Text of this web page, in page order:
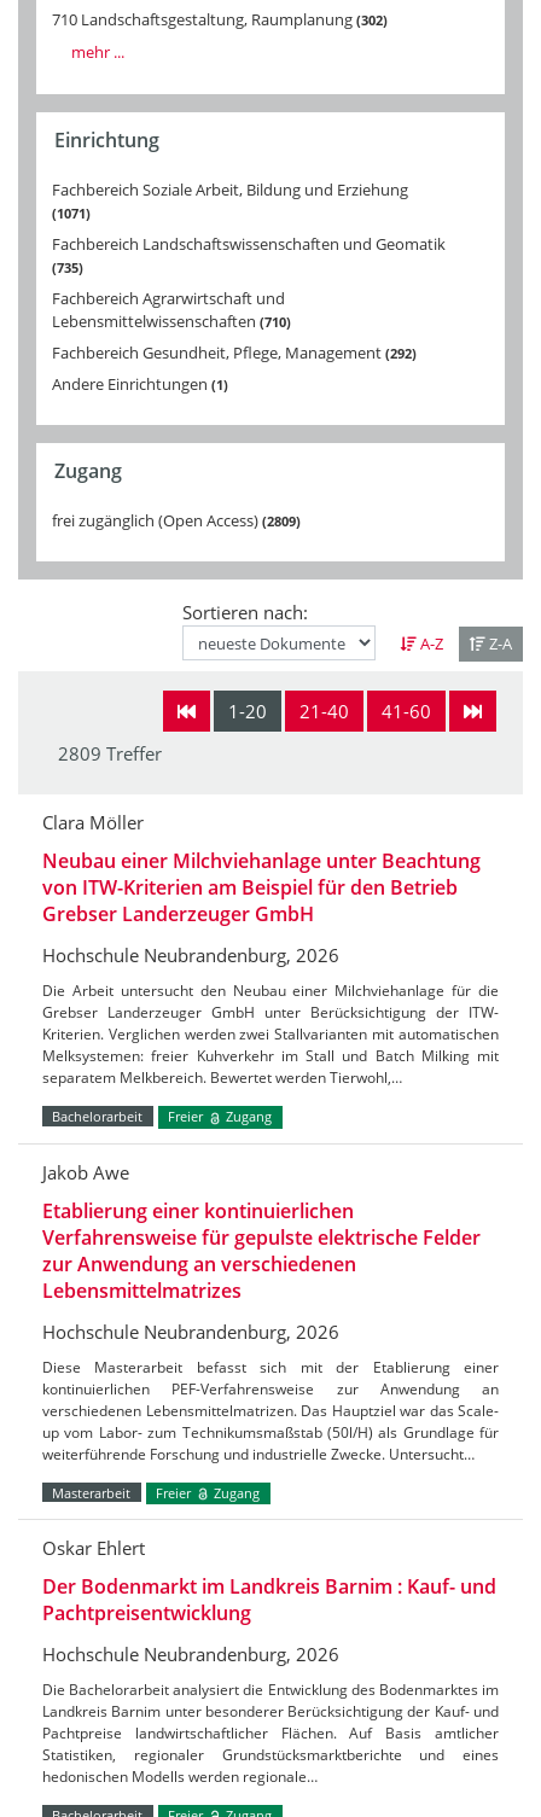
710 Landschaftsgestaltung, Raumplanung 302
mehr ...
Einrichtung
Fachbereich Soziale Arbeit, Bildung und Erziehung
1071
Fachbereich Landschaftswissenschaften und Geomatik
735
Fachbereich Agrarwirtschaft und
Lebensmittelwissenschaften 710
Fachbereich Gesundheit, Pflege, Management 292
Andere Einrichtungen 1
Zugang
frei zugänglich (Open Access) 2809
Sortieren nach:
A-Z Z-A
1-20 21-40
41-60
2809 Treffer
Clara Möller
Neubau einer Milchviehanlage unter Beachtung
von ITW-Kriterien am Beispiel für den Betrieb
Grebser Landerzeuger GmbH
Hochschule Neubrandenburg, 2026
Die Arbeit untersucht den Neubau einer Milchviehanlage für die
Grebser Landerzeuger GmbH unter Berücksichtigung der ITW-
Kriterien. Verglichen werden zwei Stallvarianten mit automatischen
Melksystemen: freier Kuhverkehr im Stall und Batch Milking mit
separatem Melkbereich. Bewertet werden Tierwohl,…
Bachelorarbeit Freier Zugang
Jakob Awe
Etablierung einer kontinuierlichen
Verfahrensweise für gepulste elektrische Felder
zur Anwendung an verschiedenen
Lebensmittelmatrizes
Hochschule Neubrandenburg, 2026
Diese Masterarbeit befasst sich mit der Etablierung einer
kontinuierlichen PEF-Verfahrensweise zur Anwendung an
verschiedenen Lebensmittelmatrizen. Das Hauptziel war das Scale-
up vom Labor- zum Technikumsmaßstab (50l/H) als Grundlage für
weiterführende Forschung und industrielle Zwecke. Untersucht…
Masterarbeit Freier Zugang
Oskar Ehlert
Der Bodenmarkt im Landkreis Barnim : Kauf- und
Pachtpreisentwicklung
Hochschule Neubrandenburg, 2026
Die Bachelorarbeit analysiert die Entwicklung des Bodenmarktes im
Landkreis Barnim unter besonderer Berücksichtigung der Kauf- und
Pachtpreise landwirtschaftlicher Flächen. Auf Basis amtlicher
Statistiken, regionaler Grundstücksmarktberichte und eines
hedonischen Modells werden regionale…